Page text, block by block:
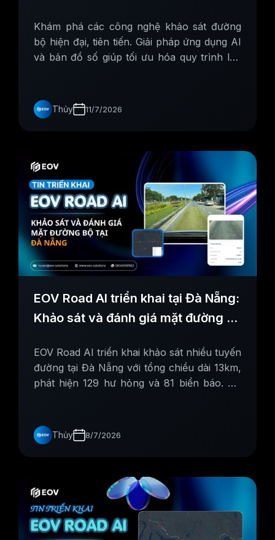
Khám phá các công nghệ khảo sát đường
bộ hiện đại, tiên tiến. Giải pháp ứng dụng AI
và bản đồ số giúp tối ưu hóa quy trình lập
Thủy 11/7/2026
EOV Road AI triển khai tại Đà Nẵng:
Khảo sát và đánh giá mặt đường bộ
EOV Road AI triển khai khảo sát nhiều tuyến
đường tại Đà Nẵng với tổng chiều dài 13km,
phát hiện 129 hư hỏng và 81 biển báo. Dữ
Thủy 8/7/2026